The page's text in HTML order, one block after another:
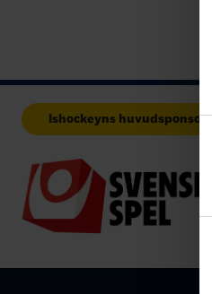
Ishockeyns huvudsponsor